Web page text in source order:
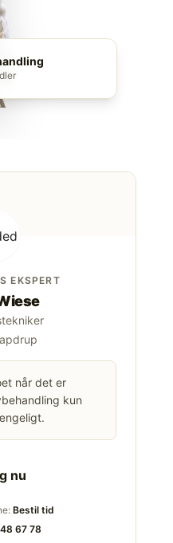
EKSPERT
når det er
kun
nu
Bestil tid
67 78